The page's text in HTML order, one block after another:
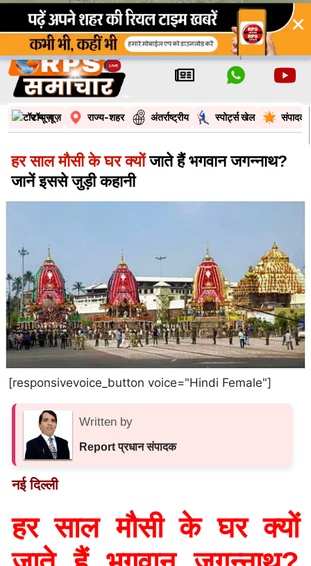
×
टॉप न्यूज़ राज्य-शहर अंतर्राष्ट्रीय स्पोर्ट्स खेल
हर साल मौसी के घर क्योंजाते हैं भगवान जगन्नाथ?
जानें इससे जुड़ी कहानी
[responsivevoice_button voice="Hindi Female"]
Written by
Report प्रधान संपादक
नई दिल्ली
हर साल मौसी के घर क्यों